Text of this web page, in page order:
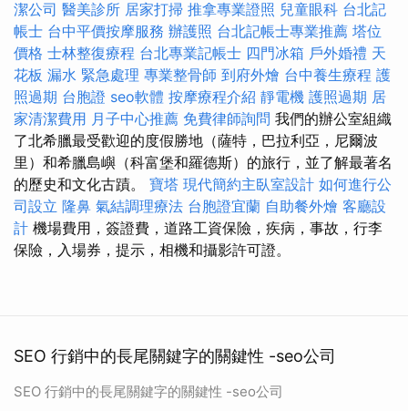
潔公司 醫美診所 居家打掃 推拿專業證照 兒童眼科 台北記
帳士 台中平價按摩服務 辦護照 台北記帳士專業推薦 塔位
價格 士林整復療程 台北專業記帳士 四門冰箱 戶外婚禮 天
花板 漏水 緊急處理 專業整骨師 到府外燴 台中養生療程 護
照過期 台胞證 seo軟體 按摩療程介紹 靜電機 護照過期 居
家清潔費用 月子中心推薦 免費律師詢問 我們的辦公室組織
了北希臘最受歡迎的度假勝地（薩特，巴拉利亞，尼爾波
里）和希臘島嶼（科富堡和羅德斯）的旅行，並了解最著名
的歷史和文化古蹟。 寶塔 現代簡約主臥室設計 如何進行公
司設立 隆鼻 氣結調理療法 台胞證宜蘭 自助餐外燴 客廳設
計 機場費用，簽證費，道路工資保險，疾病，事故，行李
保險，入場券，提示，相機和攝影許可證。
SEO 行銷中的長尾關鍵字的關鍵性 -seo公司
SEO 行銷中的長尾關鍵字的關鍵性 -seo公司